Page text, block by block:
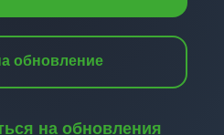
обновление
на обновления